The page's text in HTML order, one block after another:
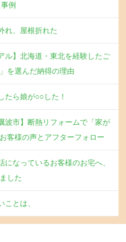
例
れ、屋根折れた
ル】北海道・東北を経験したご
を選んだ納得の理由
たら娘が○○した！
波市】断熱リフォームで「家が
客様の声とアフターフォロー
になっているお客様のお宅へ、
した
ことは、